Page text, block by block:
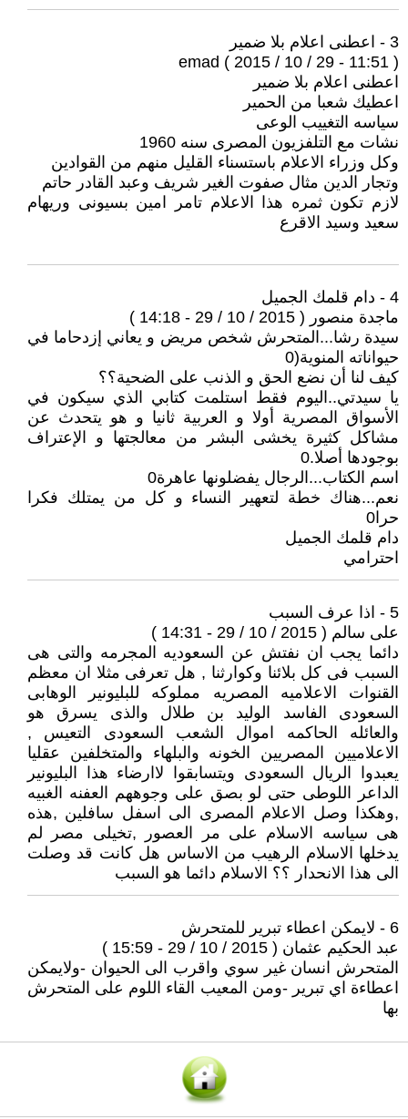
3 - اعطنى اعلام بلا ضمير
emad ( 2015 / 10 / 29 - 11:51 )
اعطنى اعلام بلا ضمير
اعطيك شعبا من الحمير
سياسه التغييب الوعى
نشات مع التلفزيون المصرى سنه 1960
وكل وزراء الاعلام باستسناء القليل منهم من القوادين
وتجار الدين مثال صفوت الغير شريف وعبد القادر حاتم
لازم تكون ثمره هذا الاعلام تامر امين بسيونى وريهام
سعيد وسيد الاقرع
4 - دام قلمك الجميل
ماجدة منصور ( 2015 / 10 / 29 - 14:18 )
سيدة رشا...المتحرش شخص مريض و يعاني إزدحاما في
حيواناته المنوية(0
كيف لنا أن نضع الحق و الذنب على الضحية؟؟
يا سيدتي..اليوم فقط استلمت كتابي الذي سيكون في
الأسواق المصرية أولا و العربية ثانيا و هو يتحدث عن
مشاكل كثيرة يخشى البشر من معالجتها و الإعتراف
بوجودها أصلا.0
اسم الكتاب...الرجال يفضلونها عاهرة0
نعم...هناك خطة لتعهير النساء و كل من يمتلك فكرا
حرا0
دام قلمك الجميل
احترامي
5 - اذا عرف السبب
على سالم ( 2015 / 10 / 29 - 14:31 )
دائما يجب ان نفتش عن السعوديه المجرمه والتى هى
السبب فى كل بلائنا وكوارثنا , هل تعرفى مثلا ان معظم
القنوات الاعلاميه المصريه مملوكه للبليونير الوهابى
السعودى الفاسد الوليد بن طلال والذى يسرق هو
والعائله الحاكمه اموال الشعب السعودى التعيس ,
الاعلاميين المصريين الخونه والبلهاء والمتخلفين عقليا
يعبدوا الريال السعودى ويتسابقوا لاارضاء هذا البليونير
الداعر اللوطى حتى لو بصق على وجوههم العفنه الغبيه
,وهكذا وصل الاعلام المصرى الى اسفل سافلين ,هذه
هى سياسه الاسلام على مر العصور ,تخيلى مصر لم
يدخلها الاسلام الرهيب من الاساس هل كانت قد وصلت
الى هذا الانحدار ؟؟ الاسلام دائما هو السبب
6 - لايمكن اعطاء تبرير للمتحرش
عبد الحكيم عثمان ( 2015 / 10 / 29 - 15:59 )
المتحرش انسان غير سوي واقرب الى الحيوان -ولايمكن
اعطاءة اي تبرير -ومن المعيب القاء اللوم على المتحرش
بها